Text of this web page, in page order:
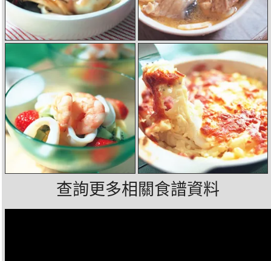
查詢更多相關食譜資料